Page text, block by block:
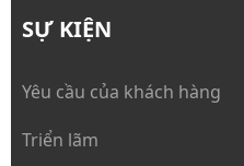
SỰ KIỆN
Yêu cầu của khách hàng
Triển lãm